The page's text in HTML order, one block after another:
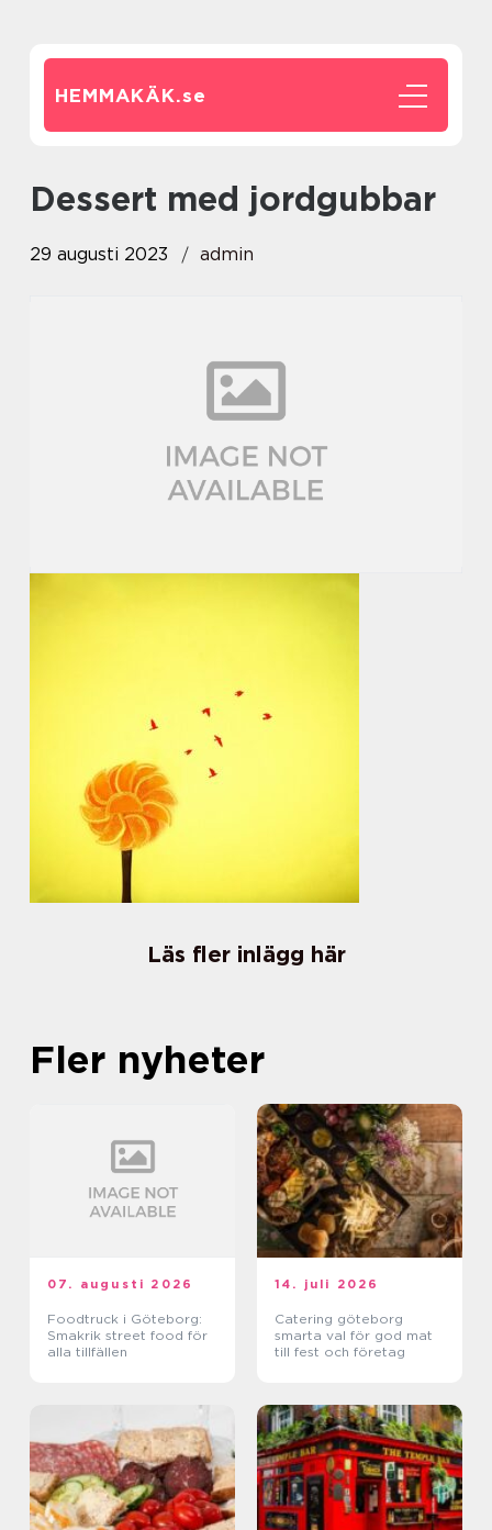
HEMMAKÄK.se
dessert med jordgubbar
29 augusti 2023 admin
Läs fler inlägg här
Fler nyheter
07. augusti 2026
Foodtruck i Göteborg:
Smakrik street food för
alla tillfällen
14. juli 2026
Catering göteborg
smarta val för god mat
till fest och företag